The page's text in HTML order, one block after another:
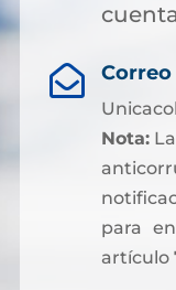

Nota:
para
artículo